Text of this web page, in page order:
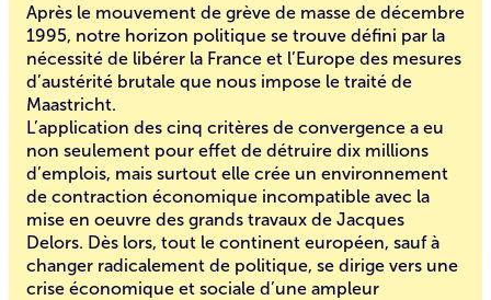
Après le mouvement de grève de masse de décembre
1995, notre horizon politique se trouve défini par la
nécessité de libérer la France et l’Europe des mesures
d’austérité brutale que nous impose le traité de
Maastricht.
L’application des cinq critères de convergence a eu
non seulement pour effet de détruire dix millions
d’emplois, mais surtout elle crée un environnement
de contraction économique incompatible avec la
mise en oeuvre des grands travaux de Jacques
Delors. Dès lors, tout le continent européen, sauf à
changer radicalement de politique, se dirige vers une
crise économique et sociale d’une ampleur